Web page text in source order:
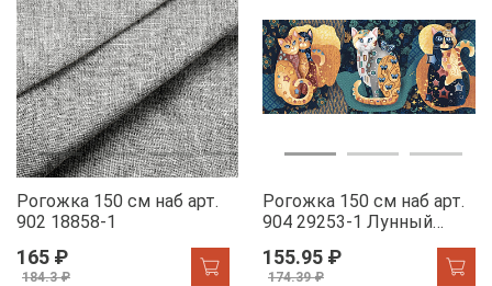
Рогожка 150 см наб арт.
902 18858-1
165 ₽
184.3 ₽
Рогожка 150 см наб арт.
904 29253-1 Лунный
155.95 ₽
174.39 ₽